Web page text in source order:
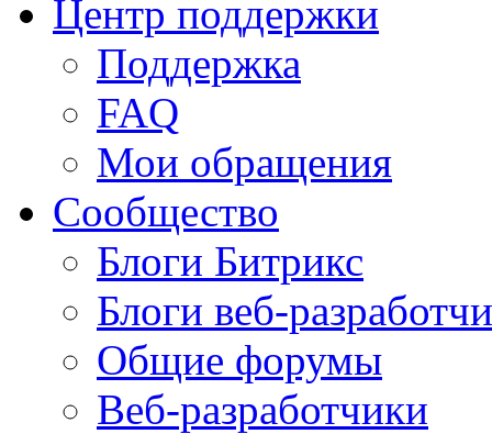
Центр поддержки
Поддержка
FAQ
Мои обращения
Сообщество
Блоги Битрикс
Блоги веб-
Общие форумы
Веб-разработчики